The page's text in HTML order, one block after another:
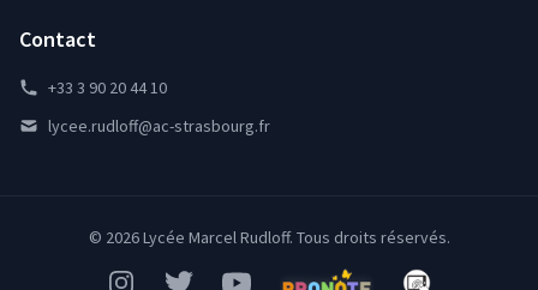
Contact
+33 3 90 20 44 10
lycee.rudloff@ac-strasbourg.fr
© 2026 Lycée Marcel Rudloff. Tous droits réservés.
InstagramTwitterYouTubePronote Mon Bureau